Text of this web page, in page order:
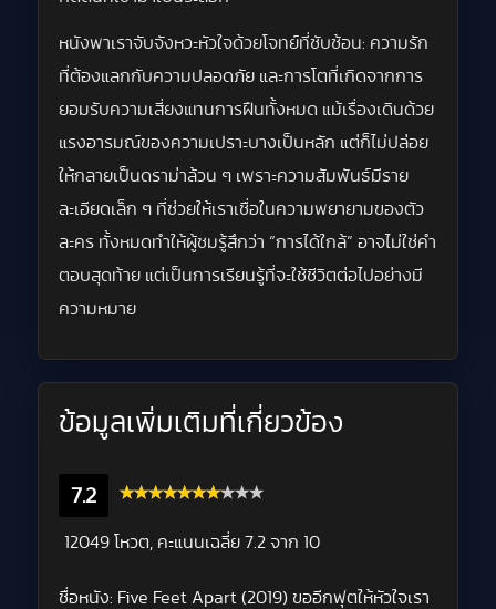
หนังพาเราจับจังหวะหัวใจด้วยโจทย์ที่ซับซ้อน: ความรัก
ที่ต้องแลกกับความปลอดภัย และการโตที่เกิดจากการ
ยอมรับความเสี่ยงแทนการฝืนทั้งหมด แม้เรื่องเดินด้วย
แรงอารมณ์ของความเปราะบางเป็นหลัก แต่ก็ไม่ปล่อย
ให้กลายเป็นดราม่าล้วน ๆ เพราะความสัมพันธ์มีราย
ละเอียดเล็ก ๆ ที่ช่วยให้เราเชื่อในความพยายามของตัว
ละคร ทั้งหมดทำให้ผู้ชมรู้สึกว่า “การได้ใกล้” อาจไม่ใช่คำ
ตอบสุดท้าย แต่เป็นการเรียนรู้ที่จะใช้ชีวิตต่อไปอย่างมี
ความหมาย
ข้อมูลเพิ่มเติมที่เกี่ยวข้อง
7.2
12049 โหวต, คะแนนเฉลี่ย 7.2 จาก 10
ชื่อหนัง: Five Feet Apart (2019) ขออีกฟุตให้หัวใจเรา